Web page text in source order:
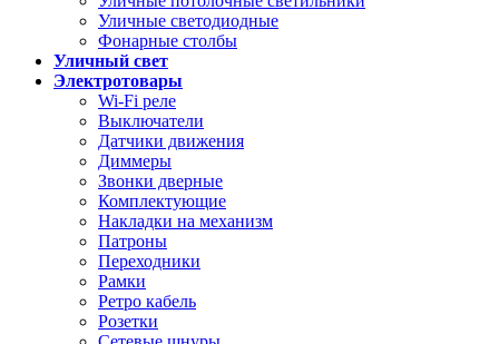
Уличные светодиодные
Фонарные столбы
Уличный свет
Электротовары
Wi-Fi реле
Выключатели
Датчики движения
Диммеры
Звонки дверные
Комплектующие
Накладки на механизм
Патроны
Переходники
Рамки
Ретро кабель
Розетки